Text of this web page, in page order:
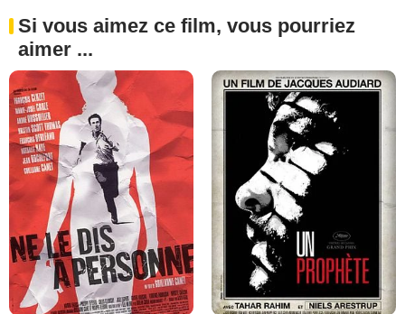
Si vous aimez ce film, vous pourriez
aimer ...